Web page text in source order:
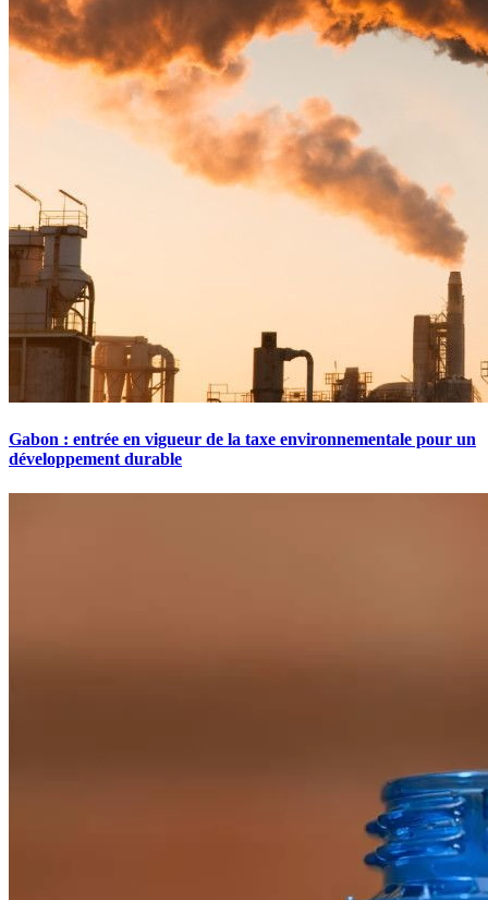
Gabon : entrée en vigueur de la taxe environnementale pour un
développement durable